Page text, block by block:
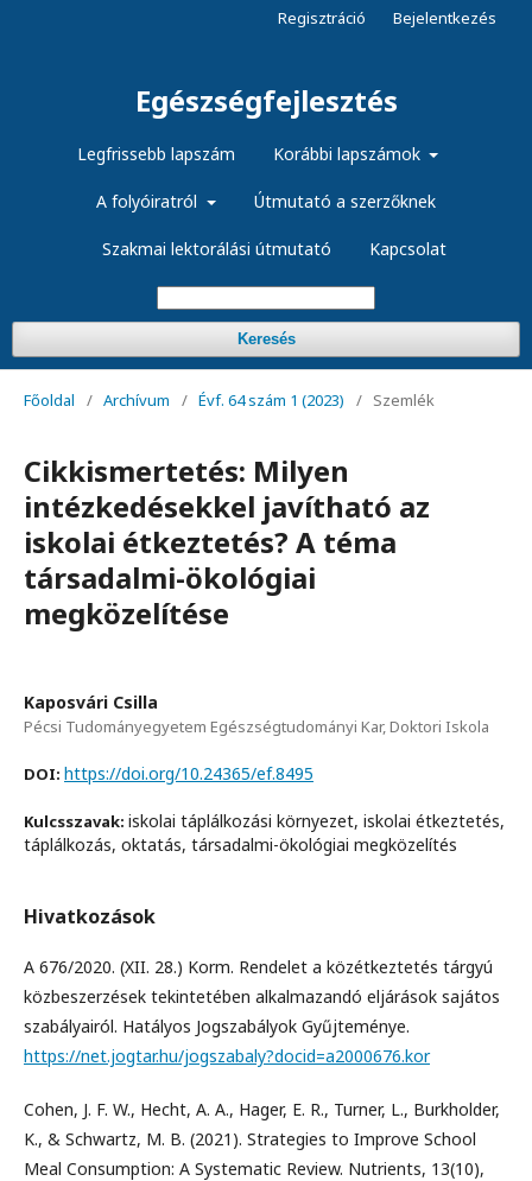
Egészségfejlesztés
Legfrissebb lapszám Korábbi lapszámok
A folyóiratról Útmutató a szerzőknek
Szakmai lektorálási útmutató Kapcsolat
Keresés
Regisztráció Bejelentkezés
Főoldal / Archívum / Évf. 64 szám 1 (2023) / Szemlék
Cikkismertetés: Milyen
intézkedésekkel javítható az
iskolai étkeztetés? A téma
társadalmi-ökológiai
megközelítése
Kaposvári Csilla
Pécsi Tudományegyetem Egészségtudományi Kar, Doktori Iskola
DOI: https://doi.org/10.24365/ef.8495
Kulcsszavak: iskolai táplálkozási környezet, iskolai étkeztetés,
táplálkozás, oktatás, társadalmi-ökológiai megközelítés
Hivatkozások
A 676/2020. (XII. 28.) Korm. Rendelet a közétkeztetés tárgyú
közbeszerzések tekintetében alkalmazandó eljárások sajátos
szabályairól. Hatályos Jogszabályok Gyűjteménye.
https://net.jogtar.hu/jogszabaly?docid=a2000676.kor
Cohen, J. F. W., Hecht, A. A., Hager, E. R., Turner, L., Burkholder,
K., & Schwartz, M. B. (2021). Strategies to Improve School
Meal Consumption: A Systematic Review. Nutrients, 13(10),